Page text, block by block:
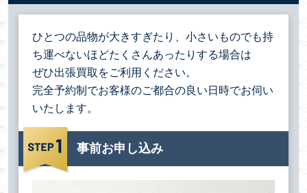
ひとつの品物が大きすぎたり、小さいものでも持
ち運べないほどたくさんあったりする場合は
ぜひ出張買取をご利用ください。
完全予約制でお客様のご都合の良い日時でお伺い
いたします。
事前お申し込み